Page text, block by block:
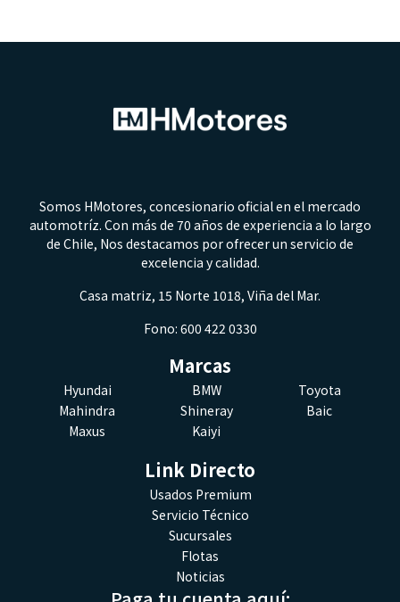
Somos HMotores, concesionario oficial en el mercado
automotríz. Con más de 70 años de experiencia a lo largo
de Chile, Nos destacamos por ofrecer un servicio de
excelencia y calidad.
Casa matriz, 15 Norte 1018, Viña del Mar.
Fono: 600 422 0330
Marcas
Hyundai BMW
Toyota
Mahindra
Shineray
Baic
Maxus
Kaiyi
Link Directo
Usados Premium
Servicio Técnico
Sucursales
Flotas
Noticias